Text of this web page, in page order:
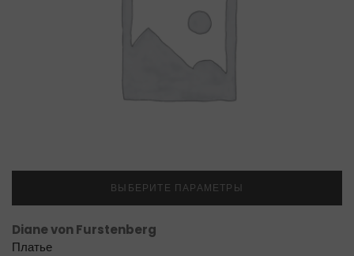
ВЫБЕРИТЕ ПАРАМЕТРЫ
Diane von Furstenberg
Платье